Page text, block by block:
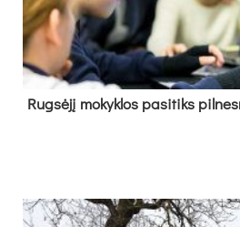
Rug­sė­jį mo­kyk­los pa­si­tiks